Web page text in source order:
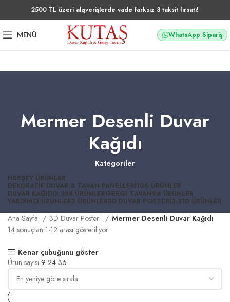
2500 TL üzeri alışverişlerde vade farksız 3 taksit fırsatı!
MENÜ WhatsApp Sipariş
Mermer Desenli Duvar
Kağıdı
Kategoriler
HERŞEY ÜRÜNLER
DEKORATIF DUVAR & TAVAN PANELLERI106 ÜRÜNLER
DUVAR KAĞIDI3.288 ÜRÜNLERGERGI TAVAN96 ÜRÜNLER
YARDIMCI ÜRÜNLER3 ÜRÜNLER3D DUVAR POSTERI3.310 ÜRÜNLER
Ana Sayfa 3D Duvar Posteri
Mermer Desenli Duvar Kağıdı
14 sonuçtan 1-12 arası gösteriliyor
Kenar çubuğunu göster
Ürün sayısı 9 24 36